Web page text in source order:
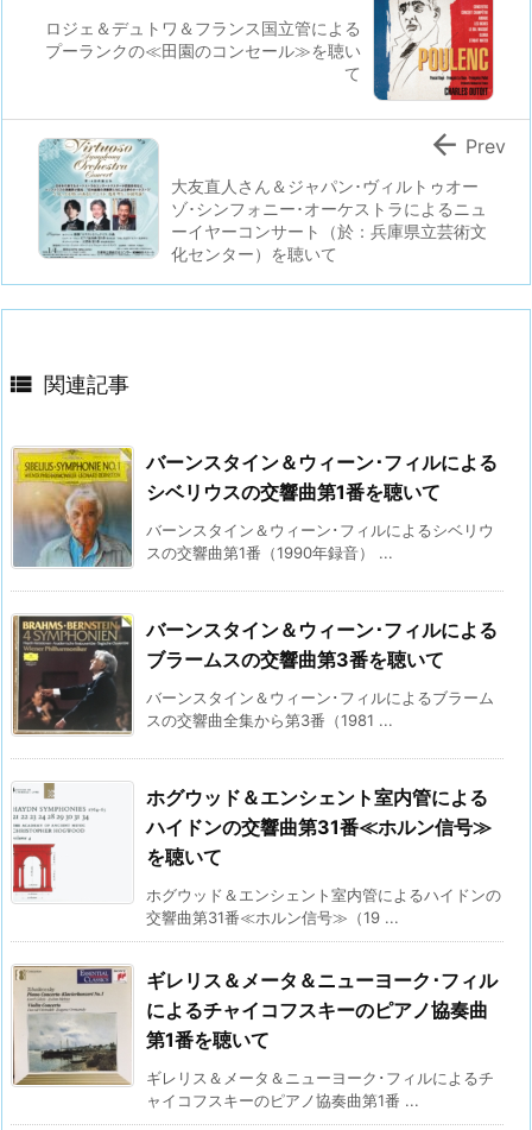
ロジェ＆デュトワ＆フランス国立管による
プーランクの≪田園のコンセール≫を聴い
て
大友直人さん＆ジャパン･ヴィルトゥオー
ゾ･シンフォニー･オーケストラによるニュ
ーイヤーコンサート（於：兵庫県立芸術文
化センター）を聴いて
 Prev
 関連記事
バーンスタイン＆ウィーン･フィルによる
シベリウスの交響曲第1番を聴いて
バーンスタイン＆ウィーン･フィルによるシベリウ
スの交響曲第1番（1990年録音） ...
バーンスタイン＆ウィーン･フィルによる
ブラームスの交響曲第3番を聴いて
バーンスタイン＆ウィーン･フィルによるブラーム
スの交響曲全集から第3番（1981 ...
ホグウッド＆エンシェント室内管による
ハイドンの交響曲第31番≪ホルン信号≫
を聴いて
ホグウッド＆エンシェント室内管によるハイドンの
交響曲第31番≪ホルン信号≫（19 ...
ギレリス＆メータ＆ニューヨーク･フィル
によるチャイコフスキーのピアノ協奏曲
第1番を聴いて
ギレリス＆メータ＆ニューヨーク･フィルによるチ
ャイコフスキーのピアノ協奏曲第1番 ...